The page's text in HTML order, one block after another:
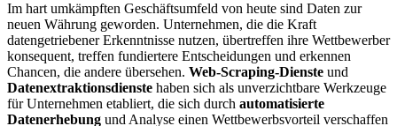
Im hart umkämpften Geschäftsumfeld von heute sind Daten zur
neuen Währung geworden. Unternehmen, die die Kraft
datengetriebener Erkenntnisse nutzen, übertreffen ihre Wettbewerber
konsequent, treffen fundiertere Entscheidungen und erkennen
Chancen, die andere übersehen. Web-Scraping-Dienste und
Datenextraktionsdienste haben sich als unverzichtbare Werkzeuge
für Unternehmen etabliert, die sich durch automatisierte
Datenerhebung und Analyse einen Wettbewerbsvorteil verschaffen